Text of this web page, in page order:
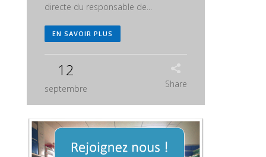
directe du responsable de...
EN SAVOIR PLUS
12
septembre Share